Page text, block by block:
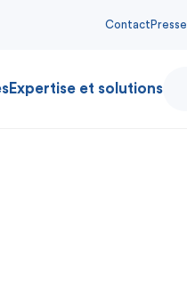
Contact Presse
Expertise et solutions